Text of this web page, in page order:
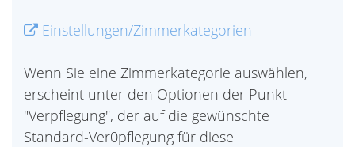
Einstellungen/Zimmerkategorien
Wenn Sie eine Zimmerkategorie auswählen,
erscheint unter den Optionen der Punkt
"Verpflegung", der auf die gewünschte
Standard-Ver0pflegung für diese